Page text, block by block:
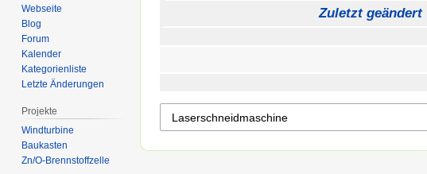
Zuletzt geändert
Webseite
Blog
Forum
Kalender
Kategorienliste
Letzte Änderungen
Projekte
Windturbine
Baukasten
Zn/O-Brennstoffzelle